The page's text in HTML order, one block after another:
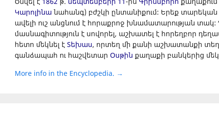
Կարոլինա նահանգ) բժշկի ընտանիքում։ Երեք տարեկան
ավելի ուշ անցնում է հորաքրոջ խնամատարության
մասնագիտություն է սովորել, աշխատել է հորեղբոր
հետո մեկնել է Տեխաս, որտեղ մի քանի աշխատանքի տեղ
գանձապահ ու հաշվետար Օսթին քաղաքի բանկերից
More info in the Encyclopedia. →